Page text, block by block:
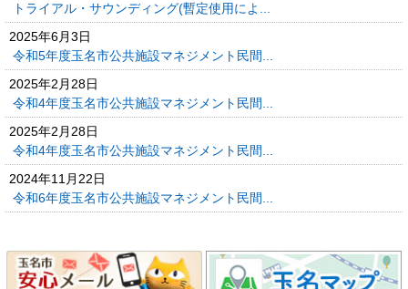
トライアル・サウンディング(暫定使用によ...
2025年6月3日
令和5年度玉名市公共施設マネジメント民間...
2025年2月28日
令和4年度玉名市公共施設マネジメント民間...
2025年2月28日
令和4年度玉名市公共施設マネジメント民間...
2024年11月22日
令和6年度玉名市公共施設マネジメント民間...